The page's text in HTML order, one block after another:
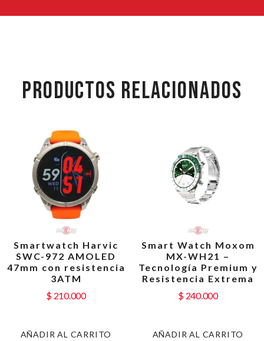
PRODUCTOS RELACIONADOS
Smartwatch Harvic
SWC-972 AMOLED
47mm con resistencia
3ATM
$ 210.000
AÑADIR AL CARRITO
Smart Watch Moxom
MX-WH21 –
Tecnología Premium y
Resistencia Extrema
$ 240.000
AÑADIR AL CARRITO